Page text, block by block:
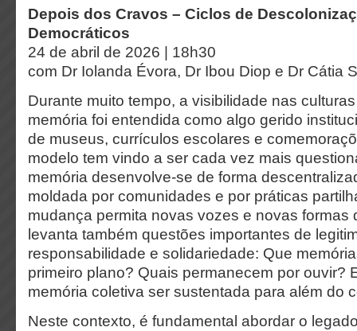
Depois dos Cravos – Ciclos de
Democráticos
24 de abril de 2026 | 18h30
com Dr Iolanda Évora, Dr Ibou Diop e Dr Cátia
Durante muito tempo, a visibilidade nas
memória foi entendida como algo gerido
de museus, currículos escolares e
modelo tem vindo a ser cada vez mais
memória desenvolve-se de forma
moldada por comunidades e por práticas
mudança permita novas vozes e novas formas
levanta também questões importantes de
responsabilidade e solidariedade: Que
primeiro plano? Quais permanecem por ouvir?
memória coletiva ser sustentada para além do
Neste contexto, é fundamental abordar o